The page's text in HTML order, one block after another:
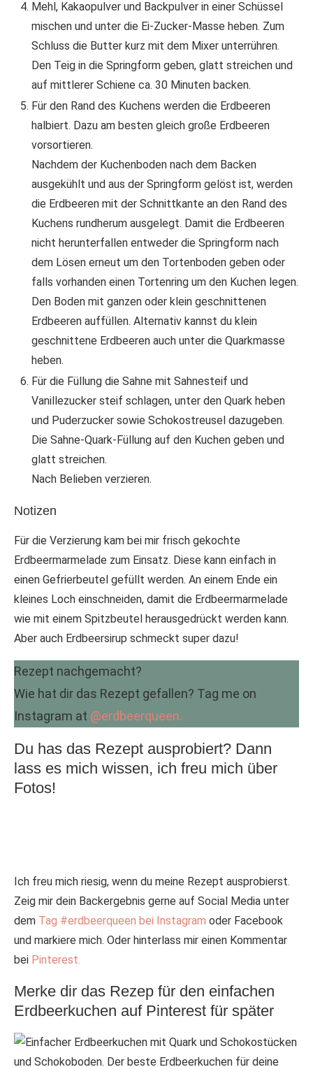
Mehl, Kakaopulver und Backpulver in einer Schüssel
mischen und unter die Ei-Zucker-Masse heben. Zum
Schluss die Butter kurz mit dem Mixer unterrühren.
Den Teig in die Springform geben, glatt streichen und
auf mittlerer Schiene ca. 30 Minuten backen.
Für den Rand des Kuchens werden die Erdbeeren
halbiert. Dazu am besten gleich große Erdbeeren
vorsortieren.
Nachdem der Kuchenboden nach dem Backen
ausgekühlt und aus der Springform gelöst ist, werden
die Erdbeeren mit der Schnittkante an den Rand des
Kuchens rundherum ausgelegt. Damit die Erdbeeren
nicht herunterfallen entweder die Springform nach
dem Lösen erneut um den Tortenboden geben oder
falls vorhanden einen Tortenring um den Kuchen legen.
Den Boden mit ganzen oder klein geschnittenen
Erdbeeren auffüllen. Alternativ kannst du klein
geschnittene Erdbeeren auch unter die Quarkmasse
heben.
Für die Füllung die Sahne mit Sahnesteif und
Vanillezucker steif schlagen, unter den Quark heben
und Puderzucker sowie Schokostreusel dazugeben.
Die Sahne-Quark-Füllung auf den Kuchen geben und
glatt streichen.
Nach Belieben verzieren.
Notizen
Für die Verzierung kam bei mir frisch gekochte
Erdbeermarmelade zum Einsatz. Diese kann einfach in
einen Gefrierbeutel gefüllt werden. An einem Ende ein
kleines Loch einschneiden, damit die Erdbeermarmelade
wie mit einem Spitzbeutel herausgedrückt werden kann.
Aber auch Erdbeersirup schmeckt super dazu!
Rezept nachgemacht?
Wie hat dir das Rezept gefallen? Tag me on
Instagram at @erdbeerqueen.
Du has das Rezept ausprobiert? Dann
lass es mich wissen, ich freu mich über
Fotos!
Ich freu mich riesig, wenn du meine Rezept ausprobierst.
Zeig mir dein Backergebnis gerne auf Social Media unter
dem Tag #erdbeerqueen bei Instagram oder Facebook
und markiere mich. Oder hinterlass mir einen Kommentar
bei Pinterest.
Merke dir das Rezep für den einfachen
Erdbeerkuchen auf Pinterest für später